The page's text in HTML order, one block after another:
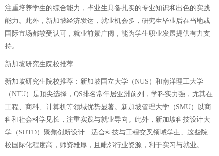
注重培养学生的综合能力，毕业生具备扎实的专业知识和出色的实践
能力。此外，新加坡经济发达，就业机会多，研究生毕业后在当地或
国际市场都较受认可，就业前景广阔，能为学生职业发展提供有力支
持。
新加坡研究生院校推荐
新加坡研究生院校推荐：新加坡国立大学（NUS）和南洋理工大学
（NTU）是顶尖选择，QS排名常年居亚洲前列，学科实力强，尤其在
工程、商科、计算机等领域优势显著。新加坡管理大学（SMU）以商
科和社会科学见长，注重实践与就业导向。此外，新加坡科技设计大
学（SUTD）聚焦创新设计，适合科技与工程交叉领域学生。这些院
校国际化程度高，师资雄厚，且毗邻行业资源，利于实习与就业。